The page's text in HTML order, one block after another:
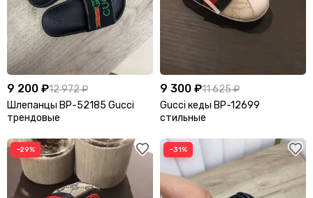
9 200 ₽12 972 ₽
Шлепанцы BP-52185 Gucci
трендовые
9 300 ₽11 625 ₽
Gucci кеды BP-12699
стильные
−29% −31%